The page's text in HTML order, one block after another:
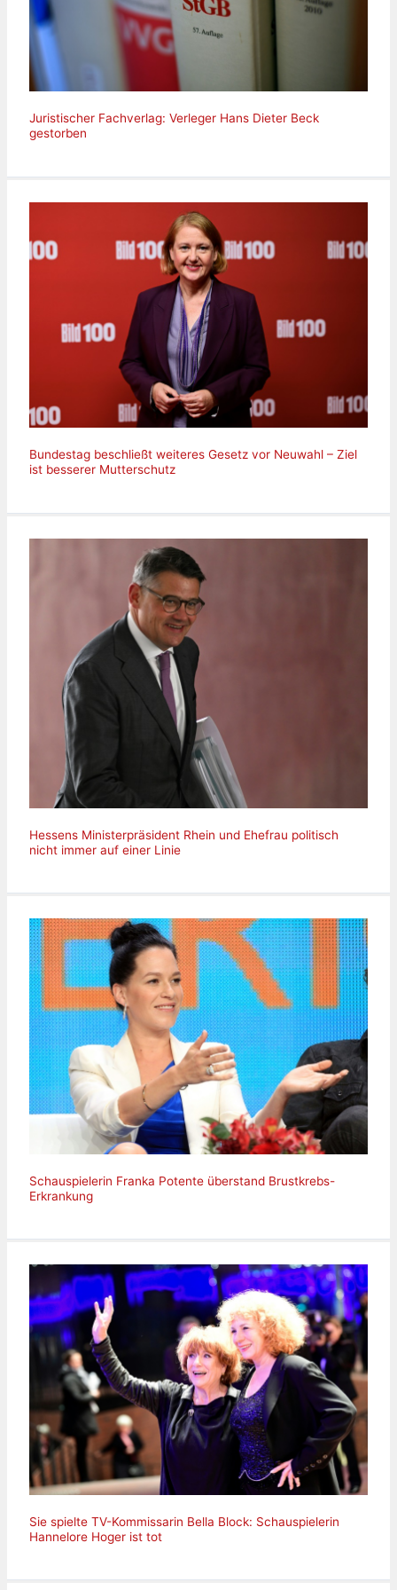
Juristischer Fachverlag: Verleger Hans Dieter Beck
gestorben
Bundestag beschließt weiteres Gesetz vor Neuwahl – Ziel
ist besserer Mutterschutz
Hessens Ministerpräsident Rhein und Ehefrau politisch
nicht immer auf einer Linie
Schauspielerin Franka Potente überstand Brustkrebs-
Erkrankung
Sie spielte TV-Kommissarin Bella Block: Schauspielerin
Hannelore Hoger ist tot